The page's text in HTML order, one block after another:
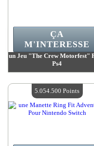
un Jeu "The Crew Motorfest"
Ps4
Quantité Disponible :4
ÇA
M'INTERESSE
5.054.500 Points